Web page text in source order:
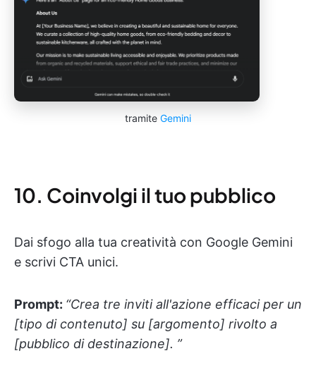
tramite Gemini
10. Coinvolgi il tuo pubblico
Dai sfogo alla tua creatività con Google Gemini
e scrivi CTA unici.
Prompt: “Crea tre inviti all'azione efficaci per un
[tipo di contenuto] su [argomento] rivolto a
[pubblico di destinazione]. ”